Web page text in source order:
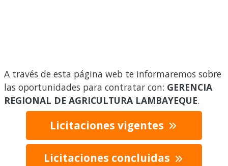
A través de esta página web te informaremos sobre
las oportunidades para contratar con: GERENCIA
REGIONAL DE AGRICULTURA LAMBAYEQUE.
Licitaciones vigentes
Licitaciones concluidas